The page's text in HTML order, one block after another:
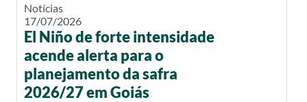
Notícias
17/07/2026
El Niño de forte intensidade
acende alerta para o
planejamento da safra
2026/27 em Goiás